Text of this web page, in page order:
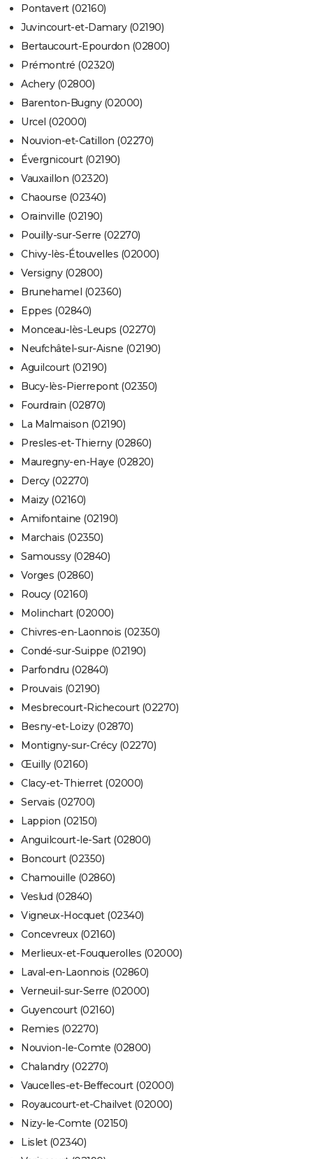
Pontavert (02160)
Juvincourt-et-Damary (02190)
Bertaucourt-Epourdon (02800)
Prémontré (02320)
Achery (02800)
Barenton-Bugny (02000)
Urcel (02000)
Nouvion-et-Catillon (02270)
Évergnicourt (02190)
Vauxaillon (02320)
Chaourse (02340)
Orainville (02190)
Pouilly-sur-Serre (02270)
Chivy-lès-Étouvelles (02000)
Versigny (02800)
Brunehamel (02360)
Eppes (02840)
Monceau-lès-Leups (02270)
Neufchâtel-sur-Aisne (02190)
Aguilcourt (02190)
Bucy-lès-Pierrepont (02350)
Fourdrain (02870)
La Malmaison (02190)
Presles-et-Thierny (02860)
Mauregny-en-Haye (02820)
Dercy (02270)
Maizy (02160)
Amifontaine (02190)
Marchais (02350)
Samoussy (02840)
Vorges (02860)
Roucy (02160)
Molinchart (02000)
Chivres-en-Laonnois (02350)
Condé-sur-Suippe (02190)
Parfondru (02840)
Prouvais (02190)
Mesbrecourt-Richecourt (02270)
Besny-et-Loizy (02870)
Montigny-sur-Crécy (02270)
Œuilly (02160)
Clacy-et-Thierret (02000)
Servais (02700)
Lappion (02150)
Anguilcourt-le-Sart (02800)
Boncourt (02350)
Chamouille (02860)
Veslud (02840)
Vigneux-Hocquet (02340)
Concevreux (02160)
Merlieux-et-Fouquerolles (02000)
Laval-en-Laonnois (02860)
Verneuil-sur-Serre (02000)
Guyencourt (02160)
Remies (02270)
Nouvion-le-Comte (02800)
Chalandry (02270)
Vaucelles-et-Beffecourt (02000)
Royaucourt-et-Chailvet (02000)
Nizy-le-Comte (02150)
Lislet (02340)